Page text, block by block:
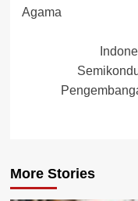
Agama
More Stories